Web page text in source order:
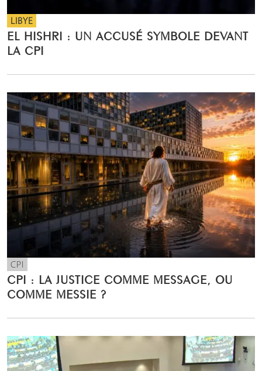
LIBYE
EL HISHRI : UN ACCUSÉ SYMBOLE DEVANT
LA CPI
CPI
CPI : LA JUSTICE COMME MESSAGE, OU
COMME MESSIE ?